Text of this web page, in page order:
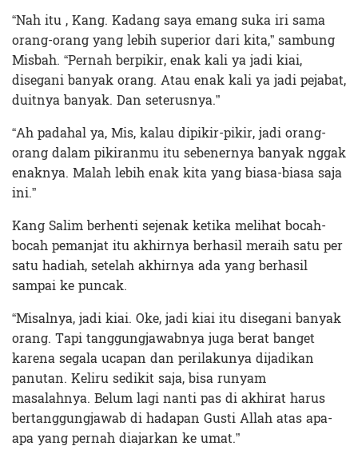
“Nah itu , Kang. Kadang saya emang suka iri sama
orang-orang yang lebih superior dari kita,” sambung
Misbah. “Pernah berpikir, enak kali ya jadi kiai,
disegani banyak orang. Atau enak kali ya jadi pejabat,
duitnya banyak. Dan seterusnya.”
“Ah padahal ya, Mis, kalau dipikir-pikir, jadi orang-
orang dalam pikiranmu itu sebenernya banyak nggak
enaknya. Malah lebih enak kita yang biasa-biasa saja
ini.”
Kang Salim berhenti sejenak ketika melihat bocah-
bocah pemanjat itu akhirnya berhasil meraih satu per
satu hadiah, setelah akhirnya ada yang berhasil
sampai ke puncak.
“Misalnya, jadi kiai. Oke, jadi kiai itu disegani banyak
orang. Tapi tanggungjawabnya juga berat banget
karena segala ucapan dan perilakunya dijadikan
panutan. Keliru sedikit saja, bisa runyam
masalahnya. Belum lagi nanti pas di akhirat harus
bertanggungjawab di hadapan Gusti Allah atas apa-
apa yang pernah diajarkan ke umat.”